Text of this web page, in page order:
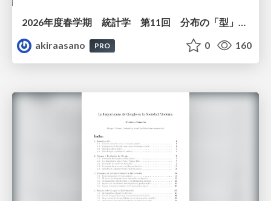
2026年度春学期 統計学 第11回 分布の「型」を考える － 確率分布モデルと正規分布 (2026. 6. 11)
akiraasano
PRO 0 160